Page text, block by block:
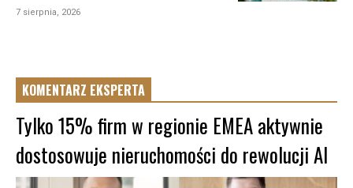
7 sierpnia, 2026
KOMENTARZ EKSPERTA
Tylko 15% firm w regionie EMEA aktywnie
dostosowuje nieruchomości do rewolucji AI